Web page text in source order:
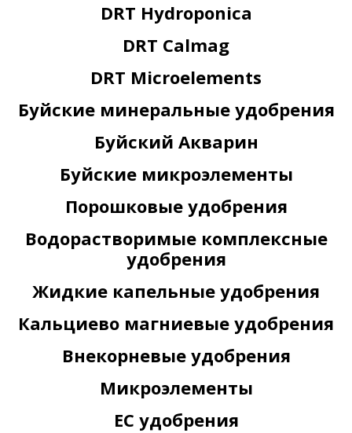
DRT Hydroponica
DRT Calmag
DRT Microelements
Буйские минеральные удобрения
Буйский Акварин
Буйские микроэлементы
Порошковые удобрения
Водорастворимые комплексные
удобрения
Жидкие капельные удобрения
Кальциево магниевые удобрения
Внекорневые удобрения
Микроэлементы
EC удобрения